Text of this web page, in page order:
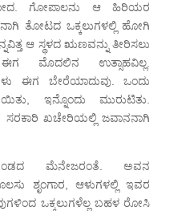
ಗೋಪಾಲನು ಆ ಹಿರಿಯರ
ತೋಟದ ಒಕ್ಕಲುಗಳಲ್ಲಿ ಹೋಗಿ
ಆ ಸ್ಥಳದ ಋಣವನ್ನು ತೀರಿಸಲು
ಈಗ ಮೊದಲಿನ ಉತ್ಸಾಹವಿಲ್ಲ.
ಈಗ ಬೇರೆಯಾದುವು. ಒಂದು
ಇನ್ನೊಂದು ಮುರುಟಿತು.
ಖಚೇರಿಯಲ್ಲಿ ಜವಾನನಾಗಿ
ಮೆನೇಜರಂತೆ. ಅವನ
ಶೃಂಗಾರ, ಆಳುಗಳಲ್ಲಿ ಇವರ
ಒಕ್ಕಲುಗಳೆಲ್ಲ ಬಹಳ ರೋಸಿ